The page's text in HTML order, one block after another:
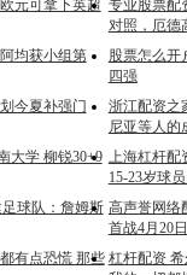
元可拿下英超 专业股票配
对照，厄德
均获小组第
股票怎么开
四强
今夏补强门
浙江配资之
尼亚等人的
大学 柳锐30+9 上海杠杆配
15-23岁球
球队：詹姆斯 高声誉网络
首战4月20
有点恐慌 那些 杠杆配资